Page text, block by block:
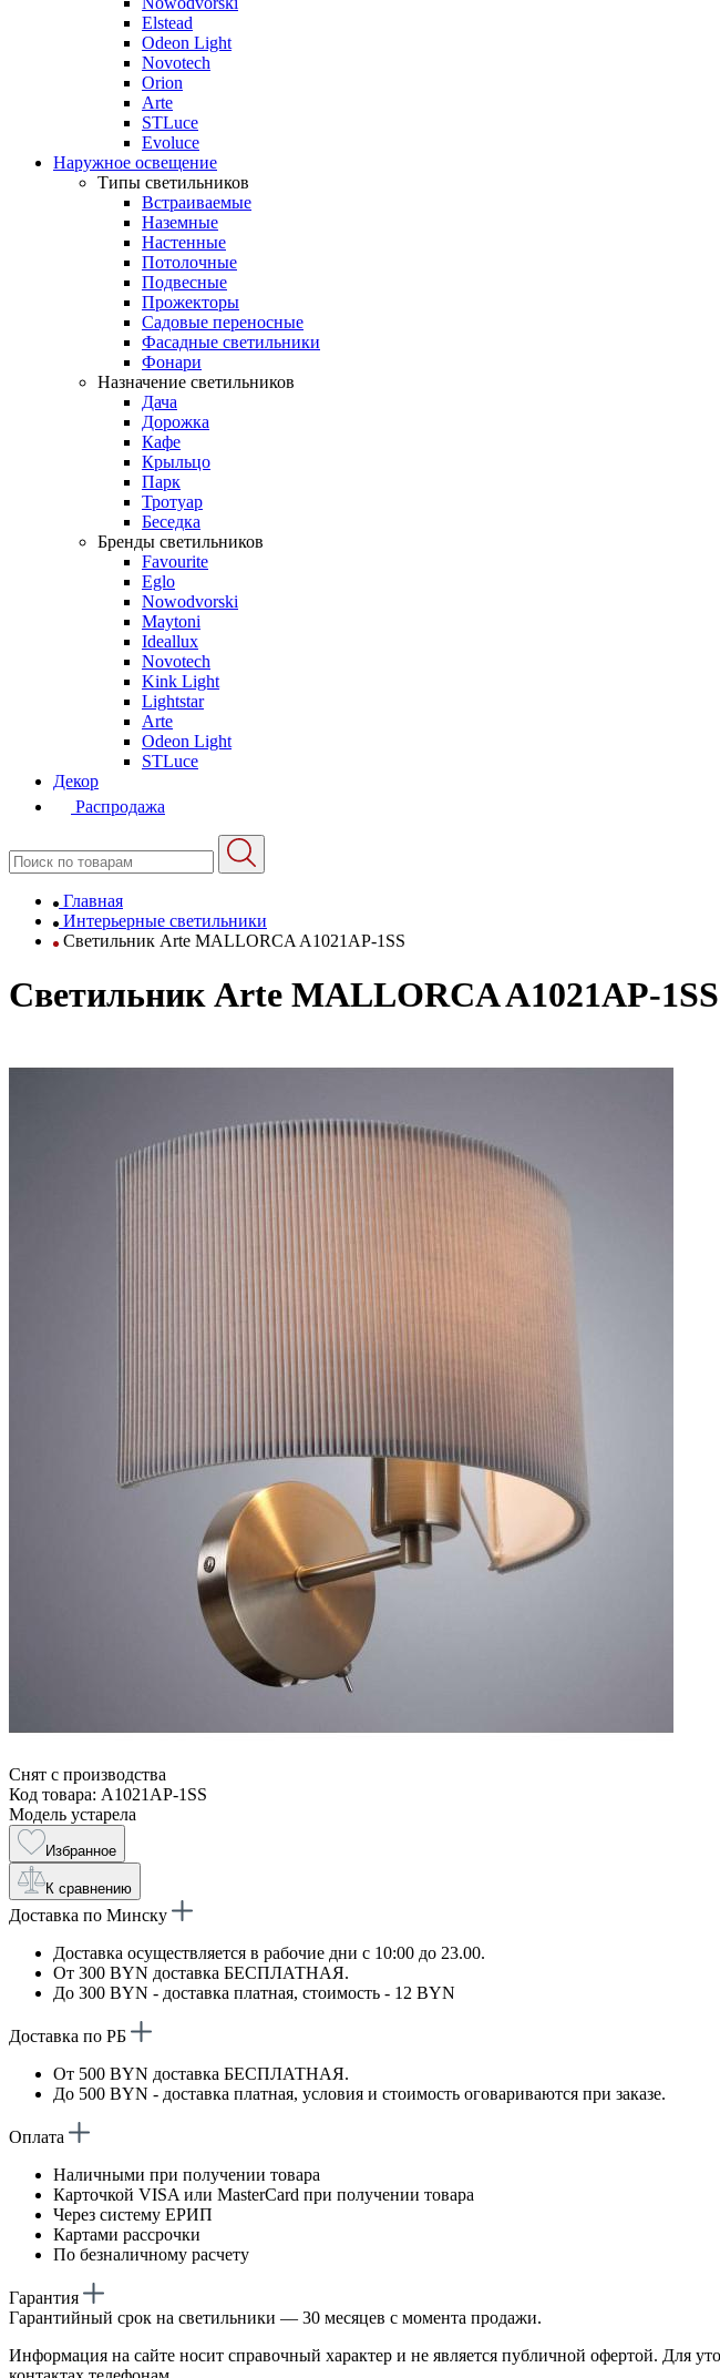
Elstead
Odeon Light
Novotech
Orion
Arte
STLuce
Evoluce
Наружное освещение
Типы светильников
Встраиваемые
Наземные
Настенные
Потолочные
Подвесные
Прожекторы
Садовые переносные
Фасадные светильники
Фонари
Назначение светильников
Дача
Дорожка
Кафе
Крыльцо
Парк
Тротуар
Беседка
Бренды светильников
Favourite
Eglo
Nowodvorski
Maytoni
Ideallux
Novotech
Kink Light
Lightstar
Arte
Odeon Light
STLuce
Декор
Распродажа
Главная
Интерьерные светильники
Светильник Arte MALLORCA A1021AP-1SS
Светильник Arte MALLORCA A1021AP-1SS
Снят с производства
Код товара: A1021AP-1SS
Модель устарела
Избранное
К сравнению
Доставка по Минску
Доставка осуществляется в рабочие дни с 10:00 до 23.00.
От 300 BYN доставка БЕСПЛАТНАЯ.
До 300 BYN - доставка платная, стоимость - 12 BYN
Доставка по РБ
От 500 BYN доставка БЕСПЛАТНАЯ.
До 500 BYN - доставка платная, условия и стоимость оговариваются при заказе.
Оплата
Наличными при получении товара
Карточкой VISA или MasterCard при получении товара
Через систему ЕРИП
Картами рассрочки
По безналичному расчету
Гарантия
Гарантийный срок на светильники — 30 месяцев с момента продажи.
Информация на сайте носит справочный характер и не является публичной офертой. Для